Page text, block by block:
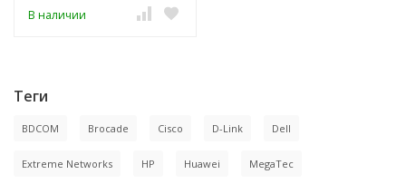
В наличии
Теги
BDCOM Brocade Cisco D-Link Dell
Extreme Networks HP Huawei MegaTec